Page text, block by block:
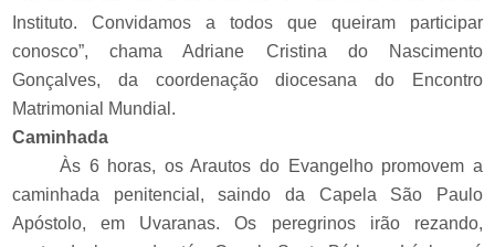
Instituto. Convidamos a todos que queiram participar
conosco”, chama Adriane Cristina do Nascimento
Gonçalves, da coordenação diocesana do Encontro
Matrimonial Mundial.
Caminhada
Às 6 horas, os Arautos do Evangelho promovem a
caminhada penitencial, saindo da Capela São Paulo
Apóstolo, em Uvaranas. Os peregrinos irão rezando,